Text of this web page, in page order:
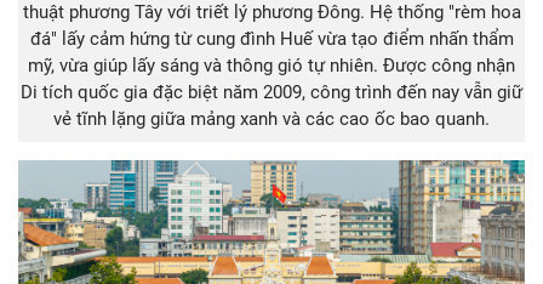
thuật phương Tây với triết lý phương Đông. Hệ thống "rèm hoa
đá" lấy cảm hứng từ cung đình Huế vừa tạo điểm nhấn thẩm
mỹ, vừa giúp lấy sáng và thông gió tự nhiên. Được công nhận
Di tích quốc gia đặc biệt năm 2009, công trình đến nay vẫn giữ
vẻ tĩnh lặng giữa mảng xanh và các cao ốc bao quanh.